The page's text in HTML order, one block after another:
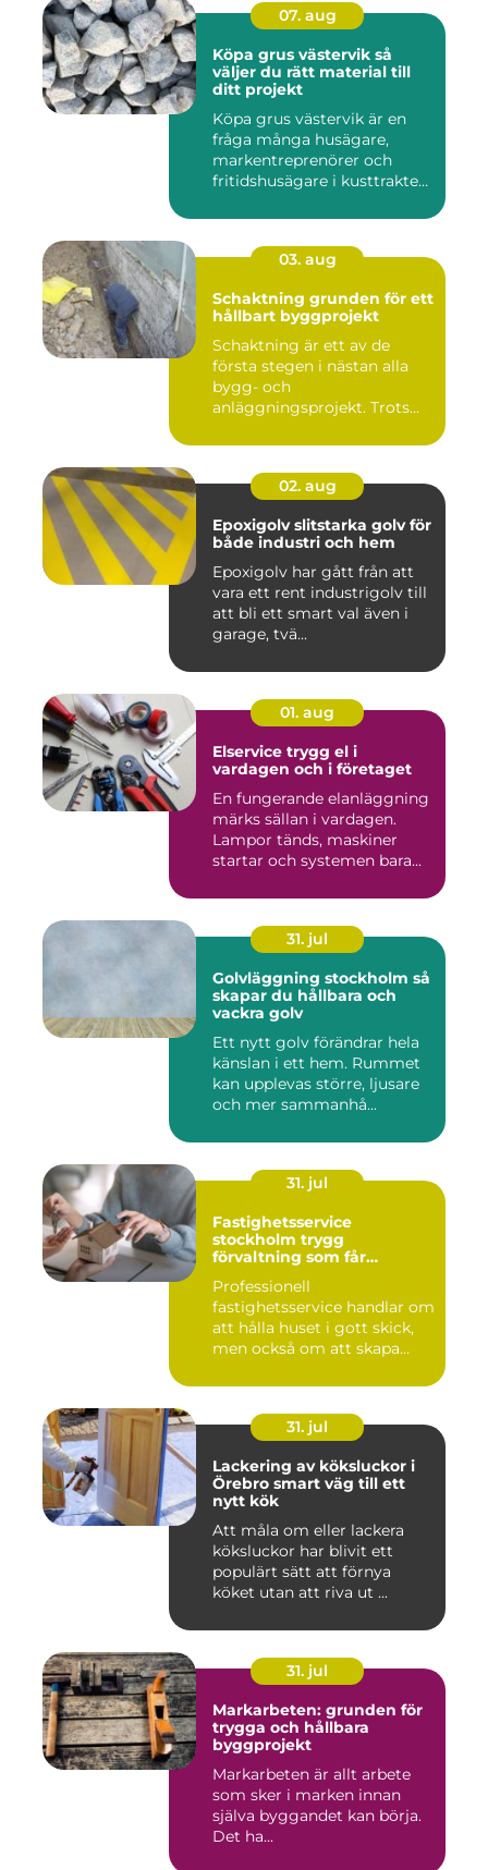
07. aug
Köpa grus västervik så
väljer du rätt material till
ditt projekt
Köpa grus västervik är en
fråga många husägare,
markentreprenörer och
fritidshusägare i kusttrakten
03. aug
Schaktning grunden för ett
hållbart byggprojekt
Schaktning är ett av de
första stegen i nästan alla
bygg- och
anläggningsprojekt. Trots
02. aug
Epoxigolv slitstarka golv för
både industri och hem
Epoxigolv har gått från att
vara ett rent industrigolv till
att bli ett smart val även i
garage, tvä...
01. aug
Elservice trygg el i
vardagen och i företaget
En fungerande elanläggning
märks sällan i vardagen.
Lampor tänds, maskiner
startar och systemen bara...
31. jul
Golvläggning stockholm så
skapar du hållbara och
vackra golv
Ett nytt golv förändrar hela
känslan i ett hem. Rummet
kan upplevas större, ljusare
och mer sammanhå...
31. jul
Fastighetsservice
stockholm trygg
förvaltning som får
Professionell
fastighetsservice handlar om
att hålla huset i gott skick,
men också om att skapa
31. jul
Lackering av köksluckor i
Örebro smart väg till ett
nytt kök
Att måla om eller lackera
köksluckor har blivit ett
populärt sätt att förnya
köket utan att riva ut ...
31. jul
Markarbeten: grunden för
trygga och hållbara
byggprojekt
Markarbeten är allt arbete
som sker i marken innan
själva byggandet kan börja.
Det ha...